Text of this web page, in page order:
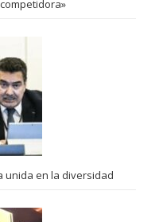
unida en la diversidad